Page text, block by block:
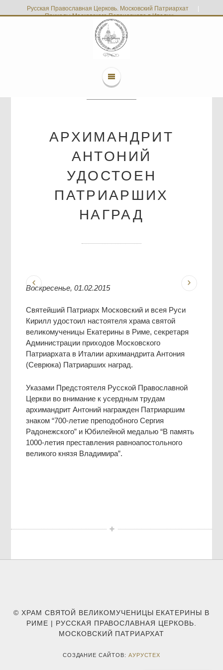
Русская Православная Церковь. Московский Патриархат
Приходы Московского Патриархата в Италии
АРХИМАНДРИТ
АНТОНИЙ
УДОСТОЕН
ПАТРИАРШИХ
НАГРАД
Воскресенье, 01.02.2015
Святейший Патриарх Московский и всея Руси
Кирилл удостоил настоятеля храма святой
великомученицы Екатерины в Риме, секретаря
Администрации приходов Московского
Патриархата в Италии архимандрита Антония
(Севрюка) Патриарших наград.
Указами Предстоятеля Русской Православной
Церкви во внимание к усердным трудам
архимандрит Антоний награжден Патриаршим
знаком “700-летие преподобного Сергия
Радонежского” и Юбилейной медалью “В память
1000-летия преставления равноапостольного
великого князя Владимира”.
© ХРАМ СВЯТОЙ ВЕЛИКОМУЧЕНИЦЫ ЕКАТЕРИНЫ В
РИМЕ | РУССКАЯ ПРАВОСЛАВНАЯ ЦЕРКОВЬ.
МОСКОВСКИЙ ПАТРИАРХАТ
СОЗДАНИЕ САЙТОВ: АУРУСТЕХ